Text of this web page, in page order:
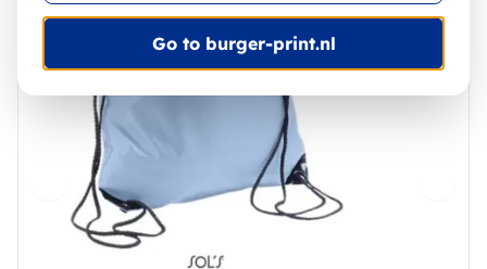
Go to burger-print.nl